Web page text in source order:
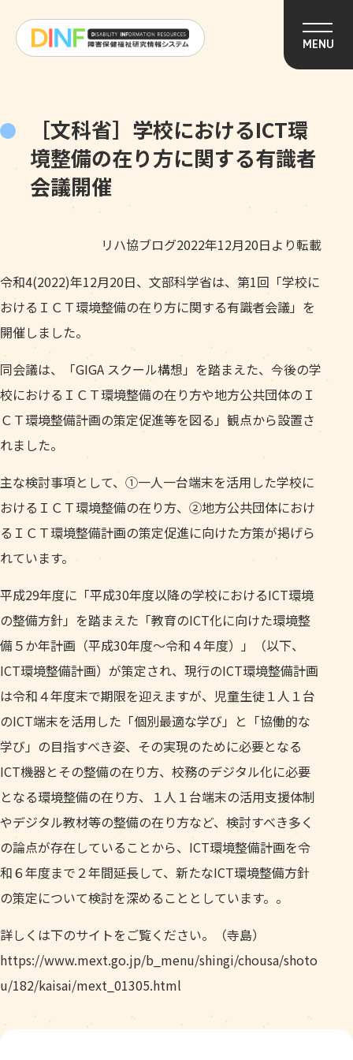
MENU
［文科省］学校におけるICT環
境整備の在り方に関する有識者
会議開催
リハ協ブログ2022年12月20日より転載
令和4(2022)年12月20日、文部科学省は、第1回「学校に
おけるＩＣＴ環境整備の在り方に関する有識者会議」を
開催しました。
同会議は、「GIGA スクール構想」を踏まえた、今後の学
校におけるＩＣＴ環境整備の在り方や地方公共団体のＩ
ＣＴ環境整備計画の策定促進等を図る」観点から設置さ
れました。
主な検討事項として、①一人一台端末を活用した学校に
おけるＩＣＴ環境整備の在り方、②地方公共団体におけ
るＩＣＴ環境整備計画の策定促進に向けた方策が掲げら
れています。
平成29年度に「平成30年度以降の学校におけるICT環境
の整備方針」を踏まえた「教育のICT化に向けた環境整
備５か年計画（平成30年度～令和４年度）」（以下、
ICT環境整備計画）が策定され、現行のICT環境整備計画
は令和４年度末で期限を迎えますが、児童生徒１人１台
のICT端末を活用した「個別最適な学び」と「協働的な
学び」の目指すべき姿、その実現のために必要となる
ICT機器とその整備の在り方、校務のデジタル化に必要
となる環境整備の在り方、１人１台端末の活用支援体制
やデジタル教材等の整備の在り方など、検討すべき多く
の論点が存在していることから、ICT環境整備計画を令
和６年度まで２年間延長して、新たなICT環境整備方針
の策定について検討を深めることとしています。。
詳しくは下のサイトをご覧ください。（寺島）
https://www.mext.go.jp/b_menu/shingi/chousa/shoto
u/182/kaisai/mext_01305.html